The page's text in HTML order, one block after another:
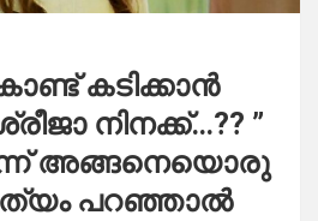
കടിക്കാൻ
നിനക്ക്…?? ”
അങ്ങനെയൊരു
പറഞ്ഞാൽ